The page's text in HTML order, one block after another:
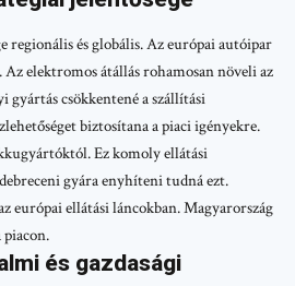
regionális és globális. Az európai autóipar
Az elektromos átállás rohamosan növeli az
csökkentené a szállítási
biztosítana a piaci igényekre.
Ez komoly ellátási
gyára enyhíteni tudná ezt.
európai ellátási láncokban. Magyarország
piacon.
és gazdasági